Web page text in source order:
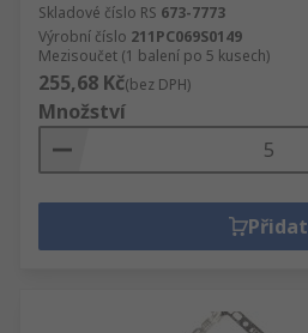
Skladové číslo RS 673-7773
Výrobní číslo 211PC069S0149
Mezisoučet (1 balení po 5 kusech)
255,68 Kč(bez DPH)
Množství
Přidat